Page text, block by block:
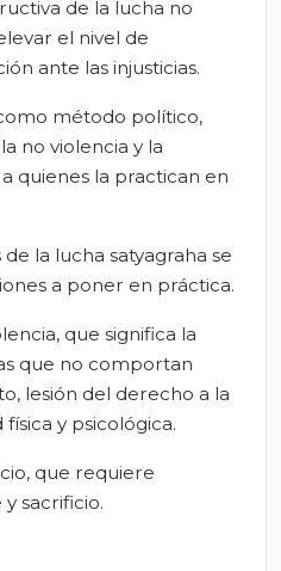
de la lucha no
el nivel de
ante las injusticias.
método político,
no violencia y la
quienes la practican en
la lucha satyagraha se
a poner en práctica.
que significa la
que no comportan
lesión del derecho a la
y psicológica.
que requiere
sacrificio.